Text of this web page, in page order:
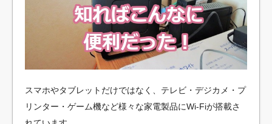
スマホやタブレットだけではなく、テレビ・デジカメ・プ
リンター・ゲーム機など様々な家電製品にWi-Fiが搭載さ